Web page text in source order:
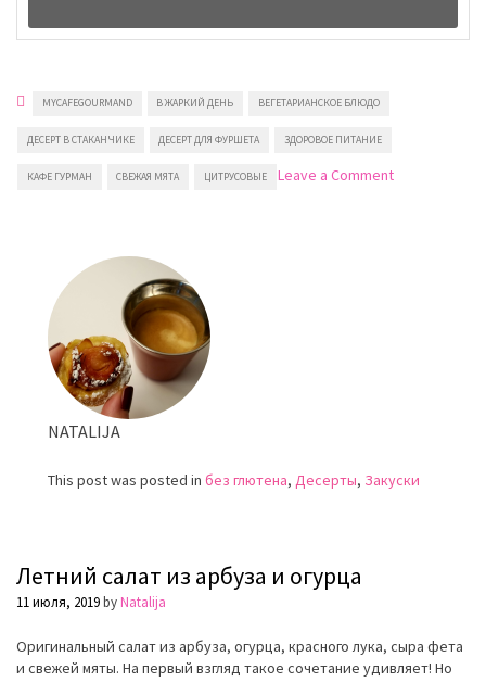
MYCAFEGOURMAND В ЖАРКИЙ ДЕНЬ ВЕГЕТАРИАНСКОЕ БЛЮДО
ДЕСЕРТ В СТАКАНЧИКЕ ДЕСЕРТ ДЛЯ ФУРШЕТА ЗДОРОВОЕ ПИТАНИЕ
КАФЕ ГУРМАН СВЕЖАЯ МЯТА ЦИТРУСОВЫЕ Leave a Commenton
NATALIJA
This post was posted in без глютена, Десерты, Закуски
Летний салат из арбуза и огурца
11 июля, 2019byNatalija
Оригинальный салат из арбуза, огурца, красного лука, сыра фета
и свежей мяты. На первый взгляд такое сочетание удивляет! Но